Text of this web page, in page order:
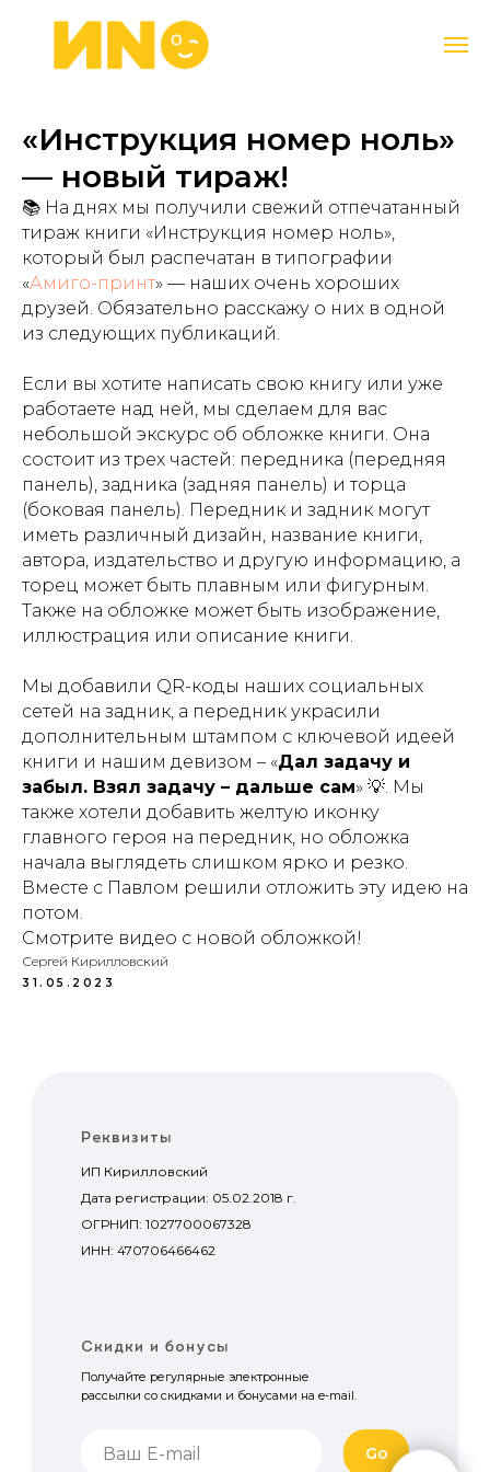
«Инструкция номер ноль»
— новый тираж!
📚 На днях мы получили свежий отпечатанный
тираж книги «Инструкция номер ноль»,
который был распечатан в типографии
«Амиго-принт» — наших очень хороших
друзей. Обязательно расскажу о них в одной
из следующих публикаций.
Если вы хотите написать свою книгу или уже
работаете над ней, мы сделаем для вас
небольшой экскурс об обложке книги. Она
состоит из трех частей: передника (передняя
панель), задника (задняя панель) и торца
(боковая панель). Передник и задник могут
иметь различный дизайн, название книги,
автора, издательство и другую информацию, а
торец может быть плавным или фигурным.
Также на обложке может быть изображение,
иллюстрация или описание книги.
Мы добавили QR-коды наших социальных
сетей на задник, а передник украсили
дополнительным штампом с ключевой идеей
книги и нашим девизом – «Дал задачу и
забыл. Взял задачу – дальше сам» 💡. Мы
также хотели добавить желтую иконку
главного героя на передник, но обложка
начала выглядеть слишком ярко и резко.
Вместе с Павлом решили отложить эту идею на
потом.
Смотрите видео с новой обложкой!
Сергей Кирилловский
31.05.2023
Реквизиты
ИП Кирилловский
Дата регистрации: 05.02.2018 г.
ОГРНИП: 1027700067328
ИНН: 470706466462
Go
Скидки и бонусы
Получайте регулярные электронные
рассылки со скидками и бонусами на e-mail.